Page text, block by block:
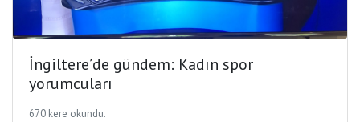
İngiltere’de gündem: Kadın spor
yorumcuları
670 kere okundu.